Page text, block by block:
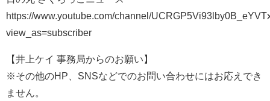
https://www.youtube.com/channel/
view_as=subscriber
【井上ケイ 事務局からのお願い】
※その他のHP、SNSなどでのお問い合わせにはお応えでき
ません。